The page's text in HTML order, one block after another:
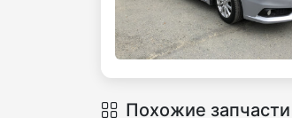
Похожие запчасти